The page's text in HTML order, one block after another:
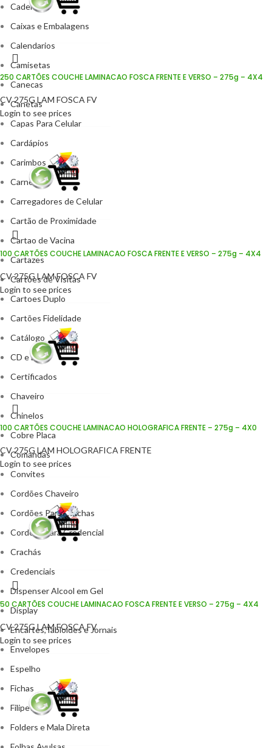
Caderno
Caixas e Embalagens
Calendarios
Camisetas
Canecas
Canetas
Capas Para Celular
Cardápios
Carimbos
Carnê
Carregadores de Celular
Cartão de Proximidade
Cartao de Vacina
Cartazes
Cartões de Visitas
Cartoes Duplo
Cartões Fidelidade
Catálogo
CD e DVD
Certificados
Chaveiro
Chinelos
Cobre Placa
Comandas
Convites
Cordões Chaveiro
Cordões Para Crachas
Cordões para Credencial
Crachás
Credenciais
Dispenser Alcool em Gel
Display
Encartes,Tabloides e Jornais
Envelopes
Espelho
Fichas
Filipetas
Folders e Mala Direta
250 CARTÕES COUCHE LAMINACAO FOSCA FRENTE E VERSO – 275g – 4X4
CV 275G LAM FOSCA FV
Login to see prices
100 CARTÕES COUCHE LAMINACAO FOSCA FRENTE E VERSO – 275g – 4X4
CV 275G LAM FOSCA FV
Login to see prices
100 CARTÕES COUCHE LAMINACAO HOLOGRAFICA FRENTE – 275g – 4X0
CV 275G LAM HOLOGRAFICA FRENTE
Login to see prices
50 CARTÕES COUCHE LAMINACAO FOSCA FRENTE E VERSO – 275g – 4X4
CV 275G LAM FOSCA FV
Login to see prices